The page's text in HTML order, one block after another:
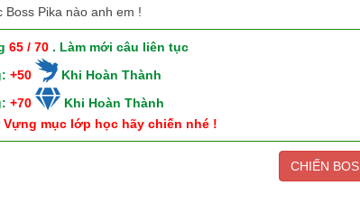
Boss Pika nào anh em !
65 / 70. Làm mới câu liên tục
+50
Khi Hoàn Thành
+70
Khi Hoàn Thành
Vựng mục lớp học hãy chiến nhé !
CHIẾN